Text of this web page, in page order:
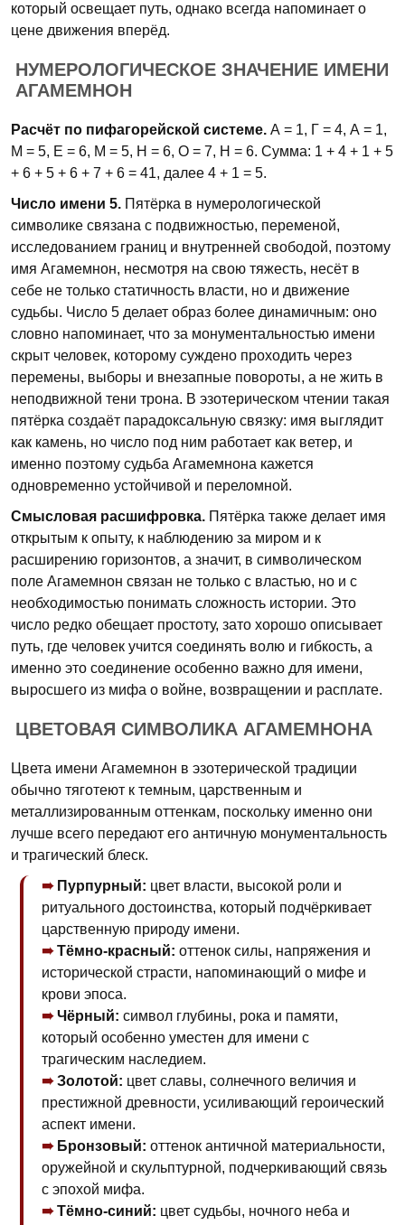
который освещает путь, однако всегда напоминает о
цене движения вперёд.
НУМЕРОЛОГИЧЕСКОЕ ЗНАЧЕНИЕ ИМЕНИ
АГАМЕМНОН
Расчёт по пифагорейской системе. А = 1, Г = 4, А = 1,
М = 5, Е = 6, М = 5, Н = 6, О = 7, Н = 6. Сумма: 1 + 4 + 1 + 5
+ 6 + 5 + 6 + 7 + 6 = 41, далее 4 + 1 = 5.
Число имени 5. Пятёрка в нумерологической
символике связана с подвижностью, переменой,
исследованием границ и внутренней свободой, поэтому
имя Агамемнон, несмотря на свою тяжесть, несёт в
себе не только статичность власти, но и движение
судьбы. Число 5 делает образ более динамичным: оно
словно напоминает, что за монументальностью имени
скрыт человек, которому суждено проходить через
перемены, выборы и внезапные повороты, а не жить в
неподвижной тени трона. В эзотерическом чтении такая
пятёрка создаёт парадоксальную связку: имя выглядит
как камень, но число под ним работает как ветер, и
именно поэтому судьба Агамемнона кажется
одновременно устойчивой и переломной.
Смысловая расшифровка. Пятёрка также делает имя
открытым к опыту, к наблюдению за миром и к
расширению горизонтов, а значит, в символическом
поле Агамемнон связан не только с властью, но и с
необходимостью понимать сложность истории. Это
число редко обещает простоту, зато хорошо описывает
путь, где человек учится соединять волю и гибкость, а
именно это соединение особенно важно для имени,
выросшего из мифа о войне, возвращении и расплате.
ЦВЕТОВАЯ СИМВОЛИКА АГАМЕМНОНА
Цвета имени Агамемнон в эзотерической традиции
обычно тяготеют к темным, царственным и
металлизированным оттенкам, поскольку именно они
лучше всего передают его античную монументальность
и трагический блеск.
Пурпурный: цвет власти, высокой роли и
ритуального достоинства, который подчёркивает
царственную природу имени.
Тёмно-красный: оттенок силы, напряжения и
исторической страсти, напоминающий о мифе и
крови эпоса.
Чёрный: символ глубины, рока и памяти,
который особенно уместен для имени с
трагическим наследием.
Золотой: цвет славы, солнечного величия и
престижной древности, усиливающий героический
аспект имени.
Бронзовый: оттенок античной материальности,
оружейной и скульптурной, подчеркивающий связь
с эпохой мифа.
Тёмно-синий: цвет судьбы, ночного неба и